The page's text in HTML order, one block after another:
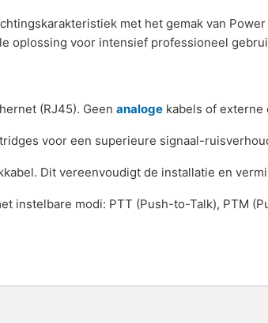
met het gemak van
oplossing voor intensief professioneel
(RJ45). Geen analoge kabels of
voor een superieure signaal-
Dit vereenvoudigt de installatie en
instelbare modi: PTT (Push-to-Talk), PTM